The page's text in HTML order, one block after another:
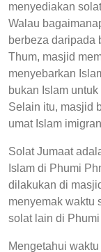
menyediakan
Walau
berbeza daripada
Thum, masjid
menyebarkan
bukan Islam
Selain itu, masjid
umat Islam
Solat Jumaat
Islam di Phumi
dilakukan di
menyemak waktu
solat lain di
Mengetahui